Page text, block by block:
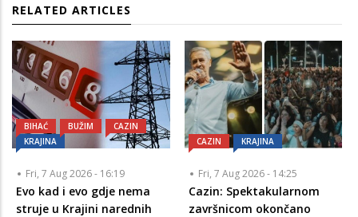
RELATED ARTICLES
BIHAĆ BUŽIM
CAZIN
KRAJINA
Fri, 7 Aug 2026 - 16:19
Evo kad i evo gdje nema
struje u Krajini narednih
CAZIN KRAJINA
Fri, 7 Aug 2026 - 14:25
Cazin: Spektakularnom
završnicom okončano